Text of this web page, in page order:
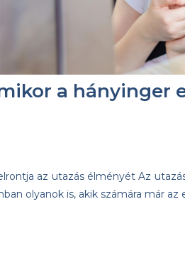
a hányinger
az utazás élményét Az
olyanok is, akik számára már az